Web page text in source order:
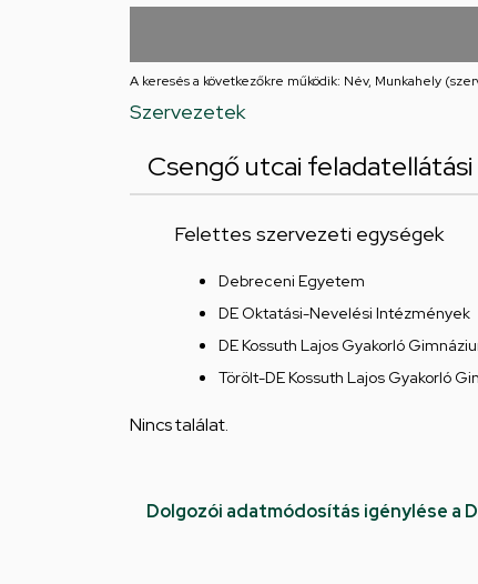
feladatellátási
A keresés a következőkre működik: Név, Munkahely
Szervezetek
Csengő utcai
Felettes szervezeti egységek
Debreceni Egyetem
DE Oktatási-Nevelési Intézmények
DE Kossuth Lajos Gyakorló
Törölt-DE Kossuth Lajos Gyakorló
Nincs találat.
Dolgozói adatmódosítás igénylése a